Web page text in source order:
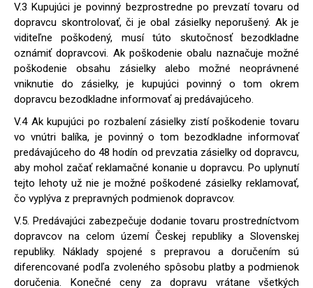
V.3 Kupujúci je povinný bezprostredne po prevzatí tovaru od
dopravcu skontrolovať, či je obal zásielky neporušený. Ak je
viditeľne poškodený, musí túto skutočnosť bezodkladne
oznámiť dopravcovi. Ak poškodenie obalu naznačuje možné
poškodenie obsahu zásielky alebo možné neoprávnené
vniknutie do zásielky, je kupujúci povinný o tom okrem
dopravcu bezodkladne informovať aj predávajúceho.
V.4 Ak kupujúci po rozbalení zásielky zistí poškodenie tovaru
vo vnútri balíka, je povinný o tom bezodkladne informovať
predávajúceho do 48 hodín od prevzatia zásielky od dopravcu,
aby mohol začať reklamačné konanie u dopravcu. Po uplynutí
tejto lehoty už nie je možné poškodené zásielky reklamovať,
čo vyplýva z prepravných podmienok dopravcov.
V.5. Predávajúci zabezpečuje dodanie tovaru prostredníctvom
dopravcov na celom území Českej republiky a Slovenskej
republiky. Náklady spojené s prepravou a doručením sú
diferencované podľa zvoleného spôsobu platby a podmienok
doručenia. Konečné ceny za dopravu vrátane všetkých